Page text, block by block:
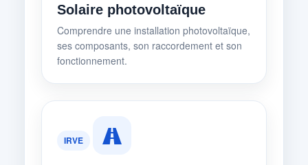
Solaire photovoltaïque
Comprendre une installation photovoltaïque,
ses composants, son raccordement et son
fonctionnement.
IRVE